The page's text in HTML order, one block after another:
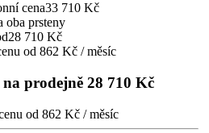
cena33 710 Kč
oba prsteny
28 710 Kč
od 862 Kč / měsíc
na prodejně 28 710 Kč
od 862 Kč / měsíc